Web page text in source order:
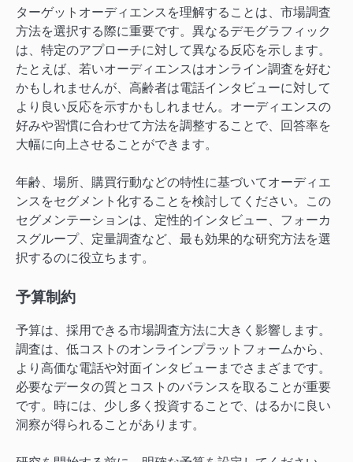
ターゲットオーディエンスを理解することは、市場調査
方法を選択する際に重要です。異なるデモグラフィック
は、特定のアプローチに対して異なる反応を示します。
たとえば、若いオーディエンスはオンライン調査を好む
かもしれませんが、高齢者は電話インタビューに対して
より良い反応を示すかもしれません。オーディエンスの
好みや習慣に合わせて方法を調整することで、回答率を
大幅に向上させることができます。
年齢、場所、購買行動などの特性に基づいてオーディエ
ンスをセグメント化することを検討してください。この
セグメンテーションは、定性的インタビュー、フォーカ
スグループ、定量調査など、最も効果的な研究方法を選
択するのに役立ちます。
予算制約
予算は、採用できる市場調査方法に大きく影響します。
調査は、低コストのオンラインプラットフォームから、
より高価な電話や対面インタビューまでさまざまです。
必要なデータの質とコストのバランスを取ることが重要
です。時には、少し多く投資することで、はるかに良い
洞察が得られることがあります。